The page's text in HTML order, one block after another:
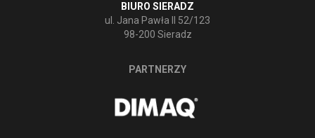
BIURO SIERADZ
ul. Jana Pawła II 52/123
98-200 Sieradz
PARTNERZY